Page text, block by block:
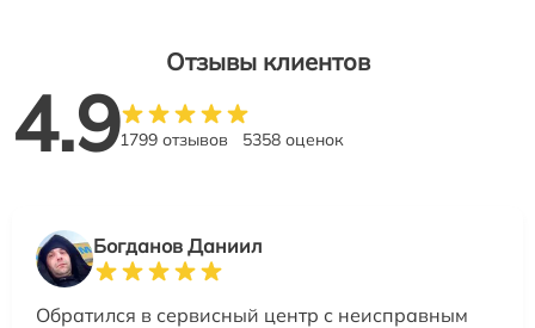
Отзывы клиентов
4.91799 отзывов 5358 оценок
Богданов Даниил
Обратился в сервисный центр с неисправным